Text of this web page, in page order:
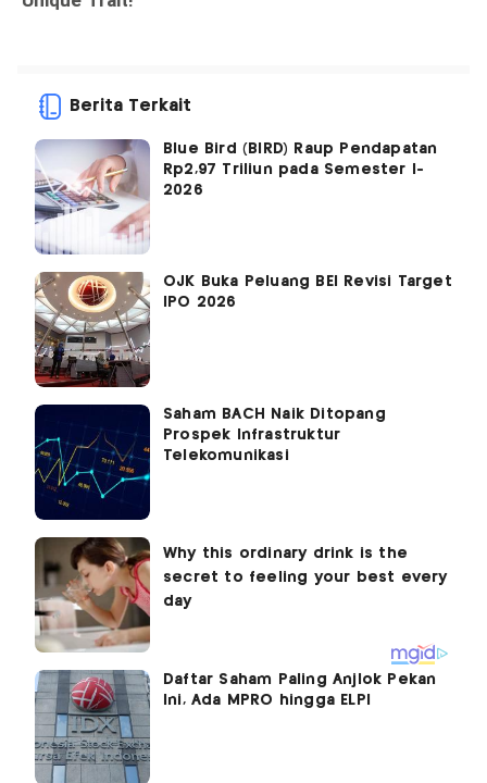
Berita Terkait
Blue Bird (BIRD) Raup Pendapatan
Rp2,97 Triliun pada Semester I-
2026
OJK Buka Peluang BEI Revisi Target
IPO 2026
Saham BACH Naik Ditopang
Prospek Infrastruktur
Telekomunikasi
Daftar Saham Paling Anjlok Pekan
Ini, Ada MPRO hingga ELPI